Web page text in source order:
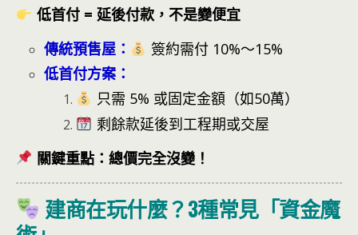
低首付 = 延後付款，不是變便宜
傳統預售屋：
簽約需付 10%～15%
低首付方案：
只需 5% 或固定金額（如50萬）
剩餘款延後到工程期或交屋
關鍵重點：總價完全沒變！
建商在玩什麼？3種常見「資金魔